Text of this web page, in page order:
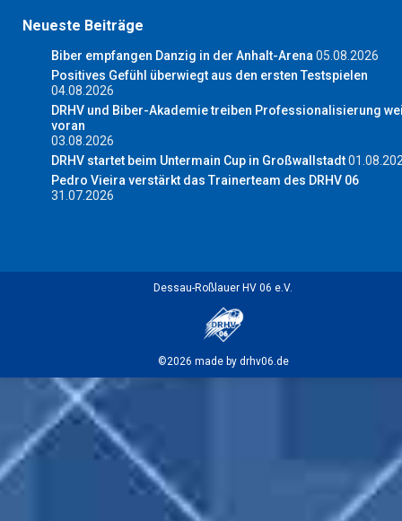
Neueste Beiträge
Biber empfangen Danzig in der Anhalt-Arena 05.08.2026
Positives Gefühl überwiegt aus den ersten Testspielen
04.08.2026
DRHV und Biber-Akademie treiben Professionalisierung
voran
03.08.2026
DRHV startet beim Untermain Cup in Großwallstadt
Pedro Vieira verstärkt das Trainerteam des DRHV 06
31.07.2026
Dessau-Roßlauer HV 06 e.V.
©2026 made by drhv06.de